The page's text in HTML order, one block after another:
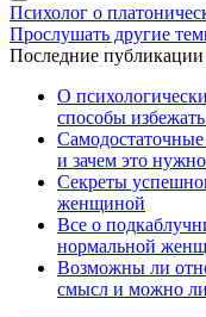
Психолог о
Прослушать другие
Последние публикации
О
способы
и зачем это нужно
Секреты
женщиной
Все о
нормальной
Возможны ли
смысл и можно ли